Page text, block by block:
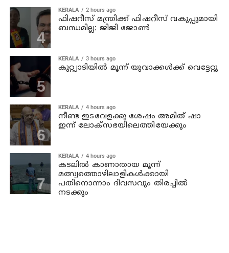
KERALA 2 hours ago
ഫിഷറീസ് മന്ത്രിക്ക് ഫിഷറീസ് വകുപ്പുമായി
ബന്ധമില്ല: ജിജി ജോണ്‍
KERALA 3 hours ago
കുറ്റ്യാടിയില്‍ മൂന്ന് യുവാക്കള്‍ക്ക് വെട്ടേറ്റു
KERALA 4 hours ago
നീണ്ട ഇടവേളക്കു ശേഷം അമിത് ഷാ
ഇന്ന് ലോക്‌സഭയിലെത്തിയേക്കും
KERALA 4 hours ago
കടലില്‍ കാണാതായ മൂന്ന്
മത്സ്യത്തൊഴിലാളികള്‍ക്കായി
പതിനൊന്നാം ദിവസവും തിരച്ചില്‍
നടക്കും